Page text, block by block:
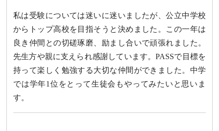
私は受験については迷いに迷いましたが、公立中学校
からトップ高校を目指そうと決めました。この一年は
良き仲間との切磋琢磨、励まし合いで頑張れました。
先生方や親に支えられ感謝しています。PASSで目標を
持って楽しく勉強する大切な仲間ができました。中学
では学年1位をとって生徒会もやってみたいと思いま
す。